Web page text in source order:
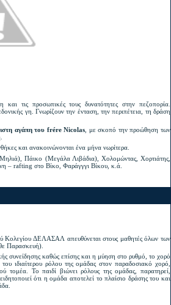
τις προσωπικές τους δυνατότητες στην πεζοπορία.
γη. Γνωρίζουν την ένταση, την περιπέτεια, τη δράση
αγάπη του frére Nicolas , με σκοπό την προώθηση των
και ανακοινώνονται ένα μήνα νωρίτερα.
Πάικο (Μεγάλα Λιβάδια), Χολομώντας, Χορτιάτης,
– rafting στο Βίκο, Φαράγγγι Βίκου, κ.ά.
Κολεγίου ΔΕΛΑΣΑΛ απευθύνεται στους μαθητές όλων των
Παρασκευή).
συνείδησης καθώς επίσης και η μύηση στο ρυθμό, το χορό
ιδιαίτερου ρόλου της ομάδας στον παραδοσιακό χορό,
τομέα. Το παιδί βιώνει ρόλους της ομάδας, παρατηρεί,
ότι η ομάδα αποτελεί το πλαίσιο δράσης του και